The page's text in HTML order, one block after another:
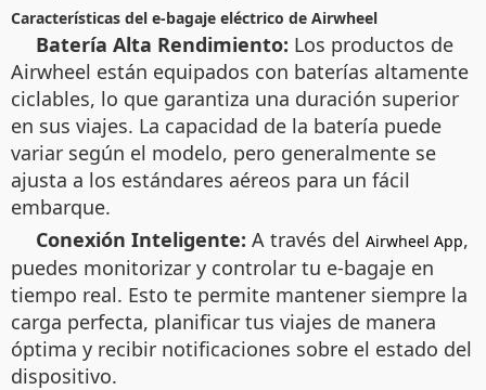
Características del e-bagaje eléctrico de Airwheel
Batería Alta Rendimiento: Los productos de
Airwheel están equipados con baterías altamente
ciclables, lo que garantiza una duración superior
en sus viajes. La capacidad de la batería puede
variar según el modelo, pero generalmente se
ajusta a los estándares aéreos para un fácil
embarque.
Conexión Inteligente: A través del Airwheel App,
puedes monitorizar y controlar tu e-bagaje en
tiempo real. Esto te permite mantener siempre la
carga perfecta, planificar tus viajes de manera
óptima y recibir notificaciones sobre el estado del
dispositivo.